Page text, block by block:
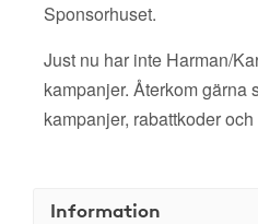
Sponsorhuset.
Just nu har inte Harman/
kampanjer. Återkom gärna
kampanjer, rabattkoder
Information